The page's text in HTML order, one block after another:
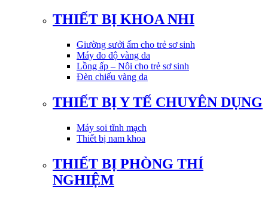
THIẾT BỊ KHOA NHI
Giường sưởi ấm cho trẻ sơ sinh
Máy đo độ vàng da
Lồng ấp – Nôi cho trẻ sơ sinh
Đèn chiếu vàng da
THIẾT BỊ Y TẾ CHUYÊN DỤNG
Máy soi tĩnh mạch
Thiết bị nam khoa
THIẾT BỊ PHÒNG THÍ
NGHIỆM